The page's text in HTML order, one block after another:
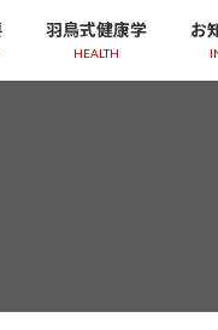
羽鳥式健康学
HEALTH
お